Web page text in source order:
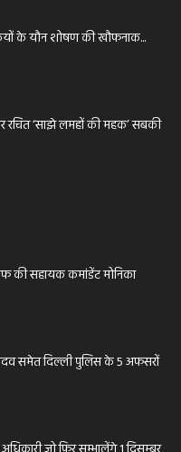
के यौन शोषण की खौफनाक...
‘साझे लमहों की महक’ सबकी
की सहायक कमांडेंट मोनिका
समेत दिल्ली पुलिस के 5 अफसरों